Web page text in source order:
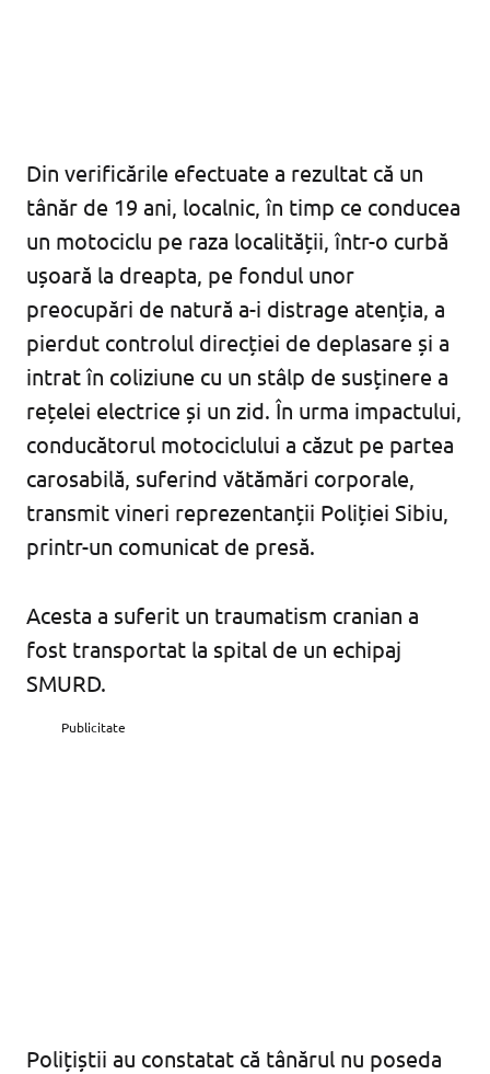
Din verificările efectuate a rezultat că un
tânăr de 19 ani, localnic, în timp ce conducea
un motociclu pe raza localității, într-o curbă
ușoară la dreapta, pe fondul unor
preocupări de natură a-i distrage atenția, a
pierdut controlul direcției de deplasare și a
intrat în coliziune cu un stâlp de susținere a
rețelei electrice și un zid. În urma impactului,
conducătorul motociclului a căzut pe partea
carosabilă, suferind vătămări corporale,
transmit vineri reprezentanții Poliției Sibiu,
printr-un comunicat de presă.
Acesta a suferit un traumatism cranian a
fost transportat la spital de un echipaj
SMURD.
Publicitate
Polițiștii au constatat că tânărul nu poseda